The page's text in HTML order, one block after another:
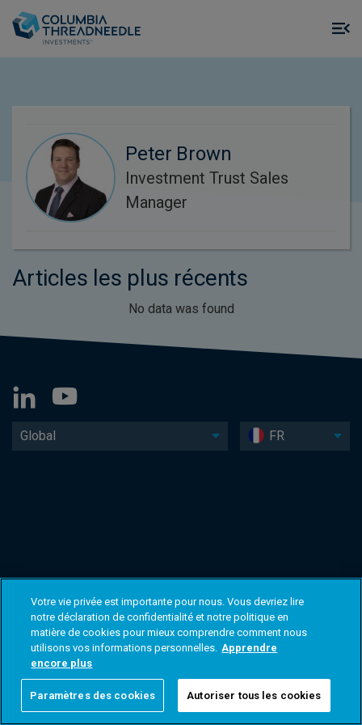
Peter Brown
Investment Trust Sales
Manager
Articles les plus récents
No data was found
Global FR
Votre vie privée est importante pour nous. Vous devriez lire
notre déclaration de confidentialité et notre politique en
matière de cookies pour mieux comprendre comment nous
utilisons vos informations personnelles. Apprendre
encore plus
Paramètres des cookies Autoriser tous les cookies